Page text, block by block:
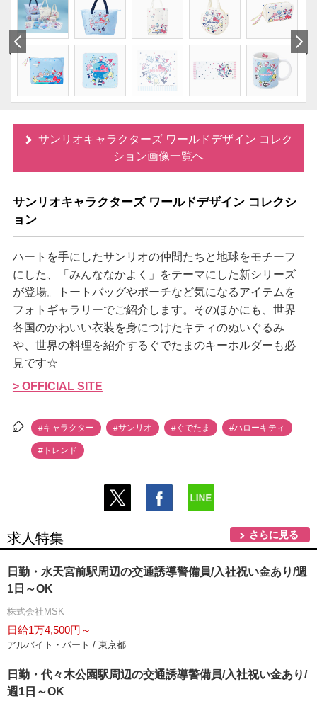
サンリオキャラクターズ ワールドデザイン コレク
ション画像一覧へ
サンリオキャラクターズ ワールドデザイン コレクシ
ョン
ハートを手にしたサンリオの仲間たちと地球をモチーフ
にした、「みんななかよく」をテーマにした新シリーズ
が登場。トートバッグやポーチなど気になるアイテムを
フォトギャラリーでご紹介します。そのほかにも、世界
各国のかわいい衣装を身につけたキティのぬいぐるみ
、世界の料理を紹介するぐでたまのキーホルダーも必
見です☆
> OFFICIAL SITE
#キャラクター #サンリオ #ぐでたま #ハローキティ
#トレンド
求人特集 さらに見る
日勤・水天宮前駅周辺の交通誘導警備員/入社祝い金あり/週
1日～OK
株式会社MSK
日給1万4,500円～
アルバイト・パート / 東京都
日勤・代々木公園駅周辺の交通誘導警備員/入社祝い金あり/
週1日～OK